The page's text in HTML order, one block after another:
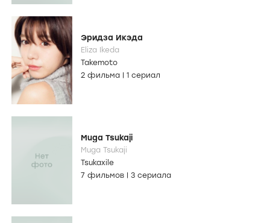
Эридза Икэда
Eliza Ikeda
Takemoto
2 фильма
1 сериал
Muga Tsukaji
Muga Tsukaji
Tsukaxile
7 фильмов
3 сериала